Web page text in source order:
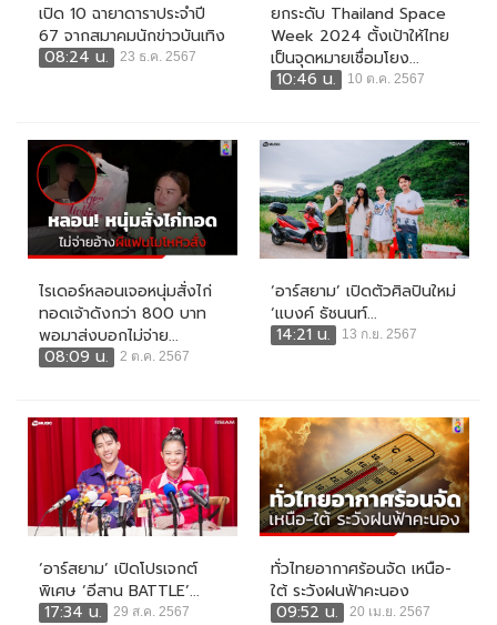
เปิด 10 ฉายาดาราประจำปี
67 จากสมาคมนักข่าวบันเทิง
08:24 น.
23 ธ.ค. 2567
ยกระดับ Thailand Space
Week 2024 ตั้งเป้าให้ไทย
เป็นจุดหมายเชื่อมโยง...
10:46 น.
10 ต.ค. 2567
ไรเดอร์หลอนเจอหนุ่มสั่งไก่
ทอดเจ้าดังกว่า 800 บาท
พอมาส่งบอกไม่จ่าย...
08:09 น.
2 ต.ค. 2567
‘อาร์สยาม’ เปิดตัวศิลปินใหม่
‘แบงค์ ธัชนนท์...
14:21 น.
13 ก.ย. 2567
‘อาร์สยาม’ เปิดโปรเจกต์
พิเศษ ‘อีสาน BATTLE’...
17:34 น.
29 ส.ค. 2567
ทั่วไทยอากาศร้อนจัด เหนือ-
ใต้ ระวังฝนฟ้าคะนอง
09:52 น.
20 เม.ย. 2567